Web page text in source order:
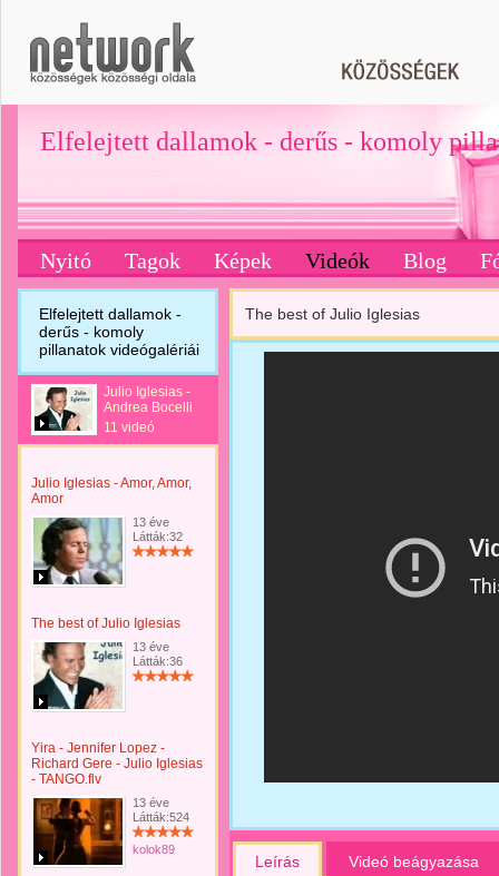
Elfelejtett dallamok - derűs - komoly
Nyitó Tagok Képek Videók Blog
Elfelejtett dallamok -
derűs - komoly
pillanatok videógalériái
Julio Iglesias -
Andrea Bocelli
11 videó
Julio Iglesias - Amor, Amor,
Amor
13 éve
Látták:32
The best of Julio Iglesias
13 éve
Látták:36
Yira - Jennifer Lopez -
Richard Gere - Julio Iglesias
- TANGO.flv
13 éve
Látták:524
kolok89
The best of Julio Iglesias
Leírás Videó beágyazása